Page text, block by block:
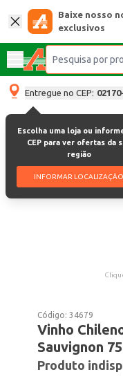
Baixe nosso
exclusivos
Entregue no CEP:
Escolha uma loja ou
CEP para ver ofertas da
região
INFORMAR LOCALIZAÇÃO
Código:34679
Vinho
Sauvignon
Produto